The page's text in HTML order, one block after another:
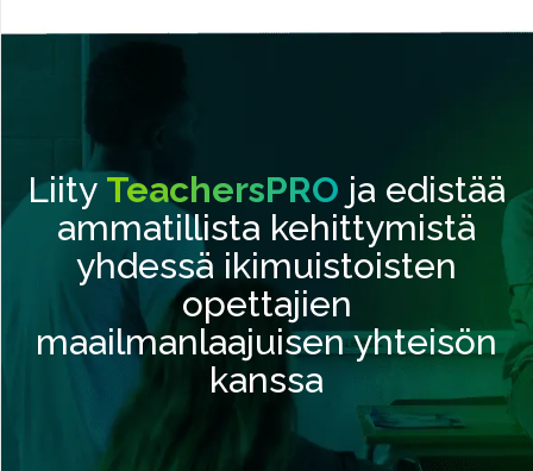
Liity TeachersPRO ja edistää
ammatillista kehittymistä
yhdessä ikimuistoisten
opettajien
maailmanlaajuisen yhteisön
kanssa